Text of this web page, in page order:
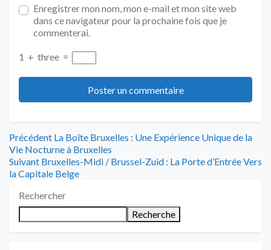
Enregistrer mon nom, mon e-mail et mon site web
dans ce navigateur pour la prochaine fois que je
commenterai.
1 + three =
Navigation
de
l’article
Précédent Article
précédent
:
La Boîte Bruxelles : Une Expérience Unique de la
Vie Nocturne à Bruxelles
Suivant Article
suivant
Bruxelles-Midi / Brussel-Zuid : La Porte d’Entrée Vers
la Capitale Belge
Rechercher
Recherche